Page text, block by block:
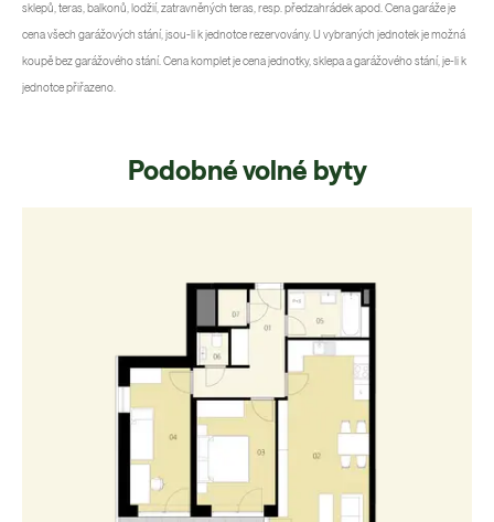
sklepů, teras, balkonů, lodžií, zatravněných teras, resp. předzahrádek apod. Cena garáže je
cena všech garážových stání, jsou-li k jednotce rezervovány. U vybraných jednotek je možná
koupě bez garážového stání. Cena komplet je cena jednotky, sklepa a garážového stání, je-li k
jednotce přiřazeno.
Podobné volné byty